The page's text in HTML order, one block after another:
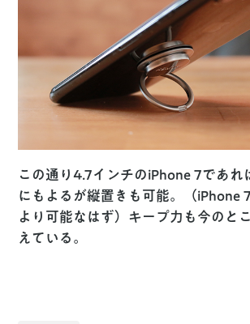
この通り4.7インチのiPhone 7であれ
にもよるが縦置きも可能。（iPhone
より可能なはず）キープ力も今のと
えている。